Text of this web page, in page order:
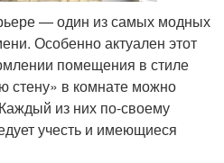
— один из самых модных
Особенно актуален этот
помещения в стиле
стену» в комнате можно
из них по-своему
учесть и имеющиеся